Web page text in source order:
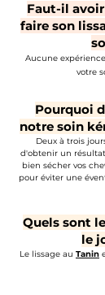
Faut-il
faire son
Aucune
votre
Pourquoi
notre soin
Deux à trois
d'obtenir un
bien sécher vos
pour éviter une
Quels sont
le
Le lissage au Tanin